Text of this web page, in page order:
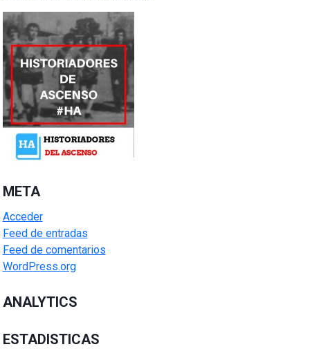
META
Acceder
Feed de entradas
Feed de comentarios
WordPress.org
ANALYTICS
ESTADISTICAS